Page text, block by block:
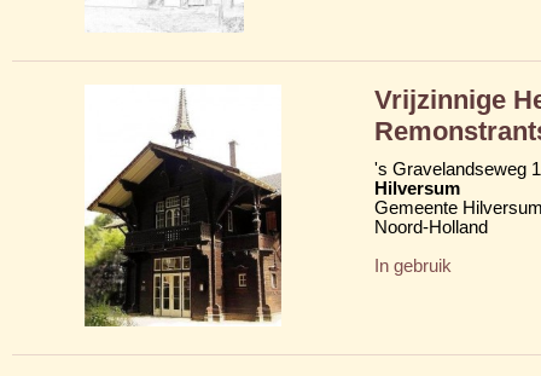
Vrijzinnige
's Gravelandseweg
Hilversum
Gemeente
Noord-Holland
In gebruik